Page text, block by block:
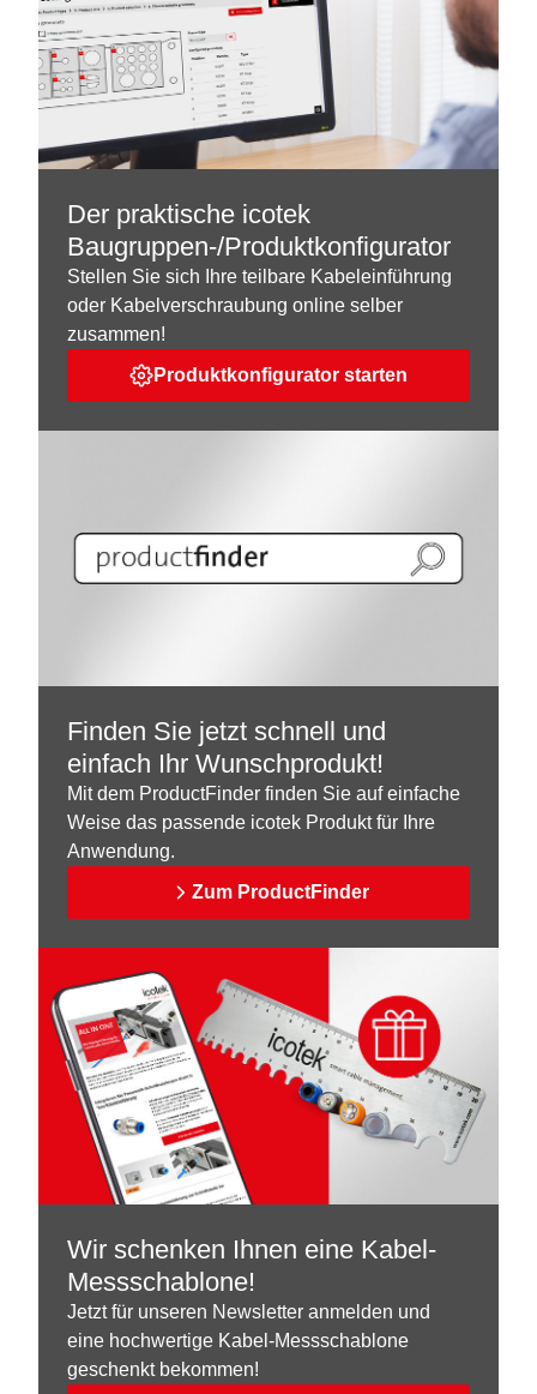
Der praktische icotek
Baugruppen-/Produktkonfigurator
Stellen Sie sich Ihre teilbare Kabeleinführung
oder Kabelverschraubung online selber
zusammen!
Produktkonfigurator starten
Finden Sie jetzt schnell und
einfach Ihr Wunschprodukt!
Mit dem ProductFinder finden Sie auf einfache
Weise das passende icotek Produkt für Ihre
Anwendung.
Zum ProductFinder
Wir schenken Ihnen eine Kabel-
Messschablone!
Jetzt für unseren Newsletter anmelden und
eine hochwertige Kabel-Messschablone
geschenkt bekommen!